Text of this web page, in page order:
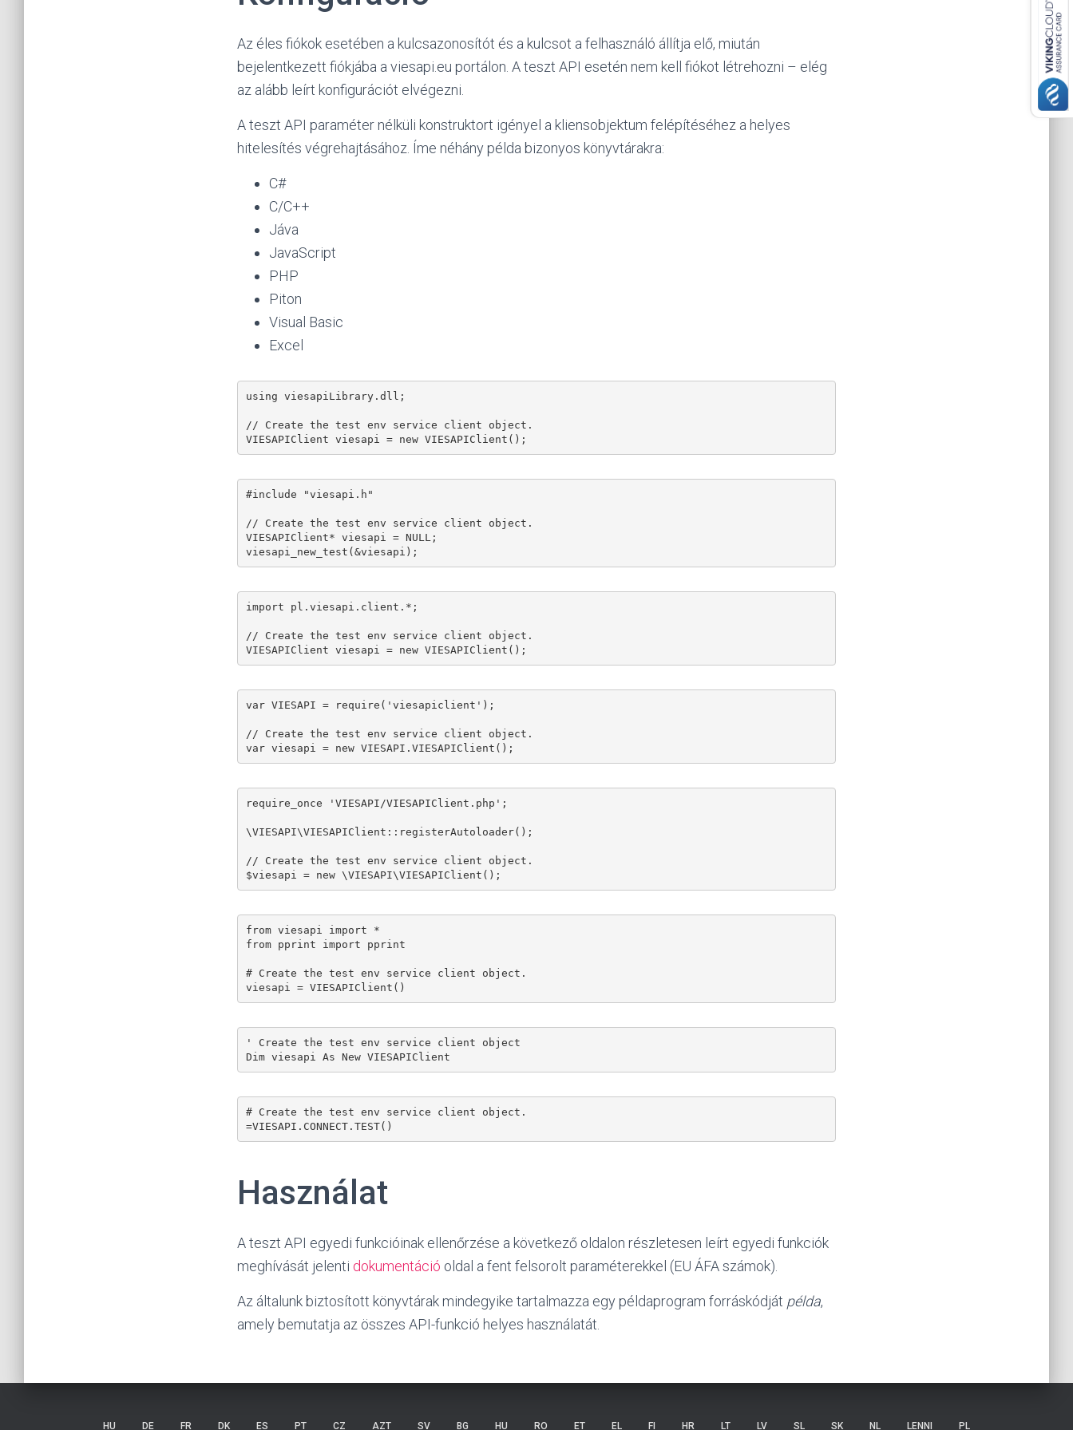
Az éles fiókok esetében a kulcsazonosítót és a kulcsot a felhasználó állítja elő, miután
bejelentkezett fiókjába a viesapi.eu portálon. A teszt API esetén nem kell fiókot létrehozni – elég
az alább leírt konfigurációt elvégezni.
A teszt API paraméter nélküli konstruktort igényel a kliensobjektum felépítéséhez a helyes
hitelesítés végrehajtásához. Íme néhány példa bizonyos könyvtárakra:
C#
C/C++
Jáva
JavaScript
PHP
Piton
Visual Basic
Excel
using viesapiLibrary.dll;
// Create the test env service client object.
VIESAPIClient viesapi = new VIESAPIClient();
#include "viesapi.h"
// Create the test env service client object.
VIESAPIClient* viesapi = NULL;
viesapi_new_test(&viesapi);
import pl.viesapi.client.*;
// Create the test env service client object.
VIESAPIClient viesapi = new VIESAPIClient();
var VIESAPI = require('viesapiclient');
// Create the test env service client object.
var viesapi = new VIESAPI.VIESAPIClient();
require_once 'VIESAPI/VIESAPIClient.php';
\VIESAPI\VIESAPIClient::registerAutoloader();
// Create the test env service client object.
$viesapi = new \VIESAPI\VIESAPIClient();
from viesapi import *
from pprint import pprint
# Create the test env service client object.
viesapi = VIESAPIClient()
' Create the test env service client object
Dim viesapi As New VIESAPIClient
# Create the test env service client object.
=VIESAPI.CONNECT.TEST()
Használat
A teszt API egyedi funkcióinak ellenőrzése a következő oldalon részletesen leírt egyedi funkciók
meghívását jelenti dokumentáció oldal a fent felsorolt paraméterekkel (EU ÁFA számok).
Az általunk biztosított könyvtárak mindegyike tartalmazza egy példaprogram forráskódját példa,
amely bemutatja az összes API-funkció helyes használatát.
HU DE FR DK ES PT CZ AZT SV BG HU RO ET EL FI HR LT LV SL SK NL LENNI PL